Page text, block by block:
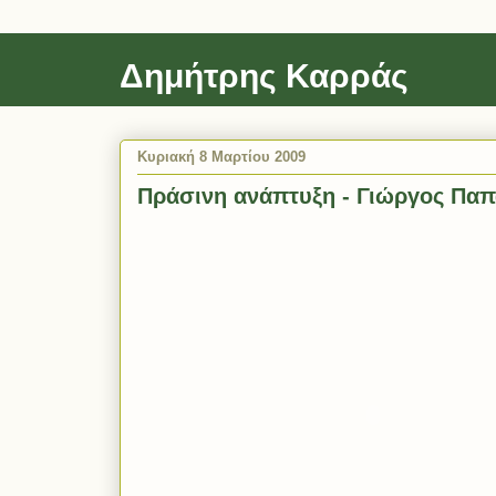
Δημήτρης Καρράς
Κυριακή 8 Μαρτίου 2009
Πράσινη ανάπτυξη - Γιώργος